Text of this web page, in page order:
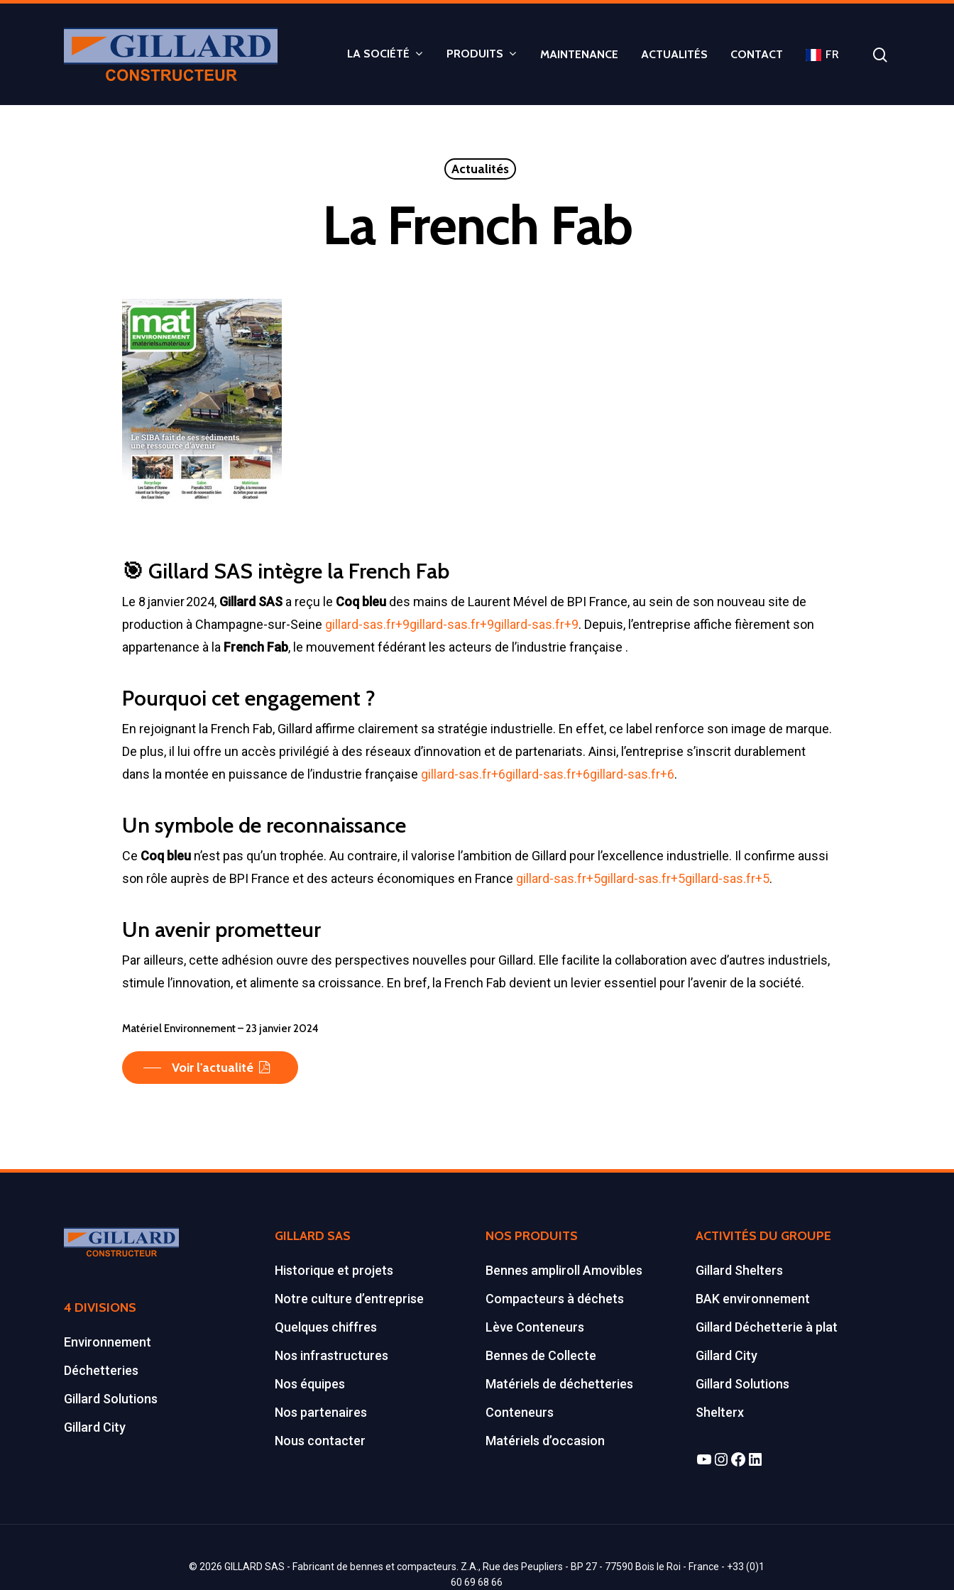
Appuyer sur Entrer ou ESC pour fermer
LA SOCIÉTÉ PRODUITS MAINTENANCE ACTUALITÉS CONTACT FR
Actualités
La French Fab
🎯 Gillard SAS intègre la French Fab
Le 8 janvier 2024, Gillard SAS a reçu le Coq bleu des mains de Laurent Mével de BPI France, au sein de son nouveau site de
production à Champagne-sur-Seine gillard-sas.fr+9gillard-sas.fr+9gillard-sas.fr+9. Depuis, l’entreprise affiche fièrement son
appartenance à la French Fab, le mouvement fédérant les acteurs de l’industrie française .
Pourquoi cet engagement ?
En rejoignant la French Fab, Gillard affirme clairement sa stratégie industrielle. En effet, ce label renforce son image de marque.
De plus, il lui offre un accès privilégié à des réseaux d’innovation et de partenariats. Ainsi, l’entreprise s’inscrit durablement
dans la montée en puissance de l’industrie française gillard-sas.fr+6gillard-sas.fr+6gillard-sas.fr+6.
Un symbole de reconnaissance
Ce Coq bleu n’est pas qu’un trophée. Au contraire, il valorise l’ambition de Gillard pour l’excellence industrielle. Il confirme aussi
son rôle auprès de BPI France et des acteurs économiques en France gillard-sas.fr+5gillard-sas.fr+5gillard-sas.fr+5.
Un avenir prometteur
Par ailleurs, cette adhésion ouvre des perspectives nouvelles pour Gillard. Elle facilite la collaboration avec d’autres industriels,
stimule l’innovation, et alimente sa croissance. En bref, la French Fab devient un levier essentiel pour l’avenir de la société.
Matériel Environnement – 23 janvier 2024
Voir l'actualité
4 DIVISIONS
Environnement
Déchetteries
Gillard Solutions
Gillard City
GILLARD SAS
Historique et projets
Notre culture d’entreprise
Quelques chiffres
Nos infrastructures
Nos équipes
Nos partenaires
Nous contacter
NOS PRODUITS
Bennes ampliroll Amovibles
Compacteurs à déchets
Lève Conteneurs
Bennes de Collecte
Matériels de déchetteries
Conteneurs
Matériels d’occasion
ACTIVITÉS DU GROUPE
Gillard Shelters
BAK environnement
Gillard Déchetterie à plat
Gillard City
Gillard Solutions
Shelterx
YouTube
Instagram
Facebook
© 2026 GILLARD SAS - Fabricant de bennes et compacteurs. Z.A., Rue des Peupliers - BP 27 - 77590 Bois le Roi - France - +33 (0)1
60 69 68 66
Gillard Solutions
Gillard City